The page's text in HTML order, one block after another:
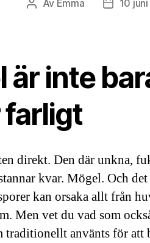
Inläggsförfattare
Av Emma 10
är inte
farligt
direkt. Den där unkna,
kvar. Mögel. Och
kan orsaka allt från
Men vet du vad som
traditionellt använts för att